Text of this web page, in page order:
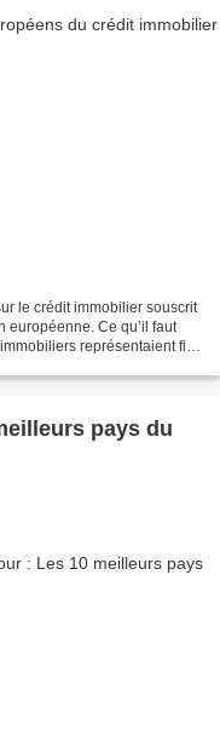
le crédit immobilier souscrit
européenne. Ce qu’il faut
représentaient fin
pays du